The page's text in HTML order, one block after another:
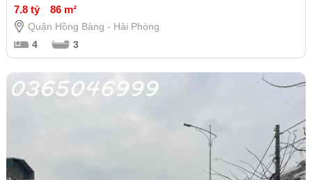
7.8 tỷ 86 m²
Quận Hồng Bàng - Hải Phòng
4
3